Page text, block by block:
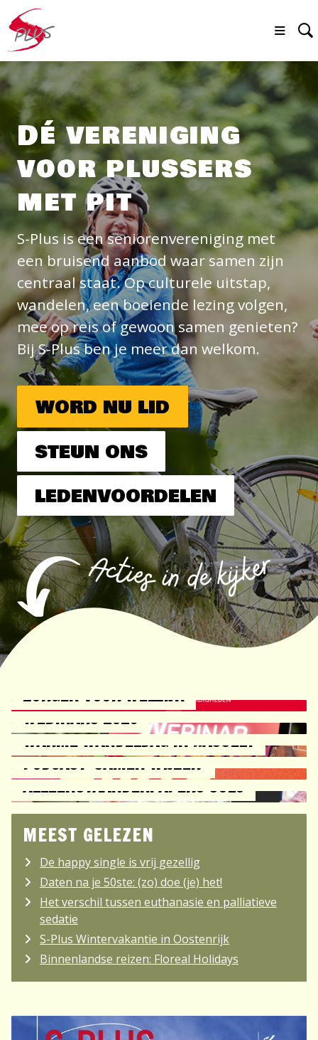
Dé vereniging
voor plussers
met pit
S-Plus is een seniorenvereniging met
een bruisend aanbod waar samen zijn
centraal staat. Op culturele uitstap,
wandelen, een boeiende lezing volgen,
mee op reis of gewoon samen genieten?
Bij S-Plus ben je meer dan welkom.
WORD NU LID
STEUN ONS
LEDENVOORDELEN
ZORGEN VOOR WELZIJN
WEBINARS 2026
WARME WANDELDAG IN HASSELT
PODCAST 'SAMEN WIJZER'
ALLEENSTAANDEN: APERO SOLO
MEEST GELEZEN
De happy single is vrij gezellig
Daten na je 50ste: (zo) doe (je) het!
Het verschil tussen euthanasie en palliatieve
sedatie
S-Plus Wintervakantie in Oostenrijk
Binnenlandse reizen: Floreal Holidays